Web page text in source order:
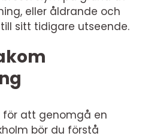
eller åldrande och
sitt tidigare utseende.
för att genomgå en
bör du förstå